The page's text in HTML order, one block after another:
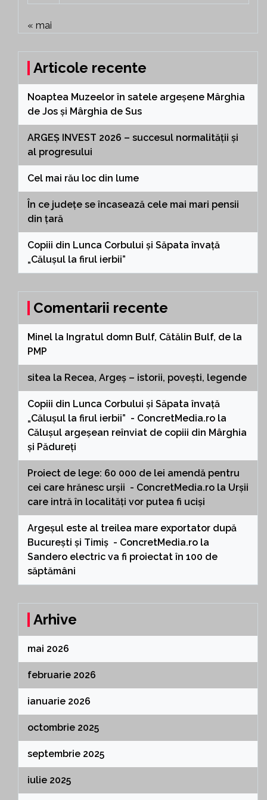
« mai
Articole recente
Noaptea Muzeelor în satele argeșene Mârghia
de Jos și Mârghia de Sus
ARGEȘ INVEST 2026 – succesul normalității și
al progresului
Cel mai rău loc din lume
În ce județe se încasează cele mai mari pensii
din țară
Copiii din Lunca Corbului și Săpata învață
„Călușul la firul ierbii”
Comentarii recente
Minel la Ingratul domn Bulf, Cătălin Bulf, de la
PMP
sitea la Recea, Argeș – istorii, povești, legende
Copiii din Lunca Corbului și Săpata învață
„Călușul la firul ierbii” - ConcretMedia.ro la
Călușul argeșean reînviat de copiii din Mârghia
și Pădureți
Proiect de lege: 60 000 de lei amendă pentru
cei care hrănesc urșii - ConcretMedia.ro la Urșii
care intră în localități vor putea fi uciși
Argeșul este al treilea mare exportator după
București și Timiș - ConcretMedia.ro la
Sandero electric va fi proiectat în 100 de
săptămâni
Arhive
mai 2026
februarie 2026
ianuarie 2026
octombrie 2025
septembrie 2025
iulie 2025